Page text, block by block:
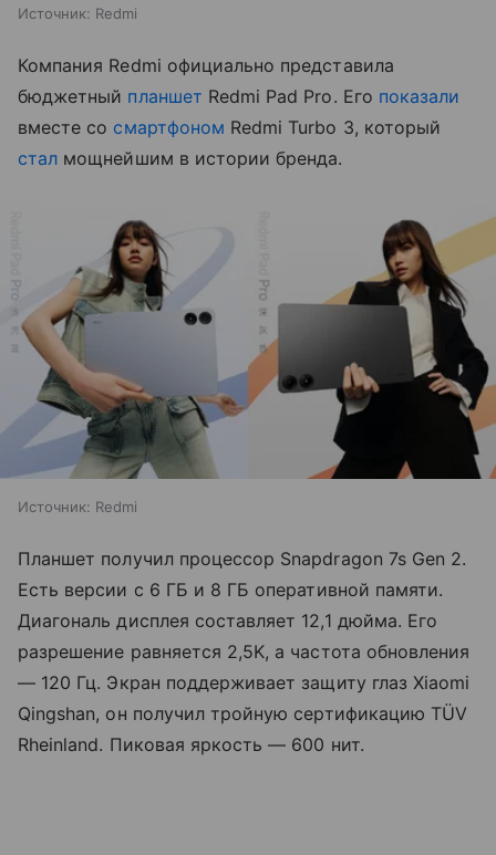
Источник: Redmi
Компания Redmi официально представила
бюджетный планшет Redmi Pad Pro. Его показали
вместе со смартфоном Redmi Turbo 3, который
стал мощнейшим в истории бренда.
Источник: Redmi
Планшет получил процессор Snapdragon 7s Gen 2.
Есть версии с 6 ГБ и 8 ГБ оперативной памяти.
Диагональ дисплея составляет 12,1 дюйма. Его
разрешение равняется 2,5K, а частота обновления
— 120 Гц. Экран поддерживает защиту глаз Xiaomi
Qingshan, он получил тройную сертификацию TÜV
Rheinland. Пиковая яркость — 600 нит.